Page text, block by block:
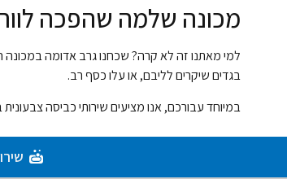
מכונה שלמה שהפכה
למי מאתנו זה לא קרה? שכחנו גרב אדומה במכונה
בגדים שיקרים לליבם, או עלו כסף רב.
במיוחד עבורכם, אנו מציעים שירותי כביסה